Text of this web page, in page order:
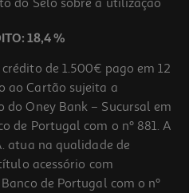
18,4 %
de 1.500€ pago em 12
ao Cartão sujeita a
Oney Bank – Sucursal em
de Portugal com o nº 881. A
atua na qualidade de
acessório com
de Portugal com o nº